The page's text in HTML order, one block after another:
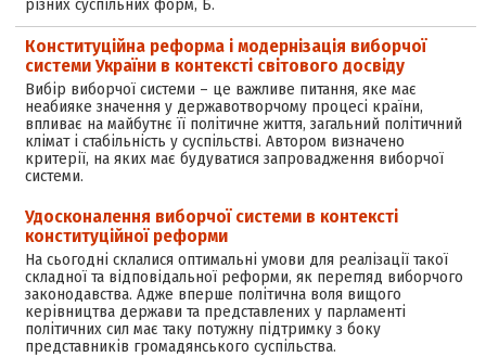
різних суспільних форм, Б.
Конституційна реформа і модернізація виборчої
системи України в контексті світового досвіду
Вибір виборчої системи – це важливе питання, яке має
неабияке значення у державотворчому процесі країни,
впливає на майбутнє її політичне життя, загальний політичний
клімат і стабільність у суспільстві. Автором визначено
критерії, на яких має будуватися запровадження виборчої
системи.
Удосконалення виборчої системи в контексті
конституційної реформи
На сьогодні склалися оптимальні умови для реалізації такої
складної та відповідальної реформи, як перегляд виборчого
законодавства. Адже вперше політична воля вищого
керівництва держави та представлених у парламенті
політичних сил має таку потужну підтримку з боку
представників громадянського суспільства.